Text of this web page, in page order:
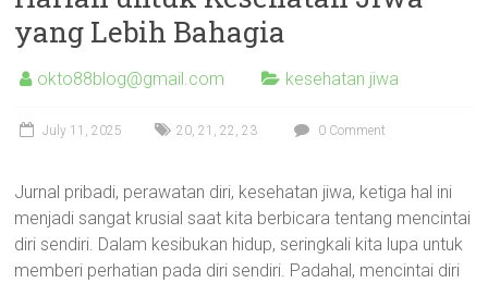
yang Lebih Bahagia
okto88blog@gmail.com kesehatan jiwa
July 11, 2025 20,21 ,22 ,23 0 Comment
Jurnal pribadi, perawatan diri, kesehatan jiwa, ketiga hal ini
menjadi sangat krusial saat kita berbicara tentang mencintai
diri sendiri. Dalam kesibukan hidup, seringkali kita lupa untuk
memberi perhatian pada diri sendiri. Padahal, mencintai diri